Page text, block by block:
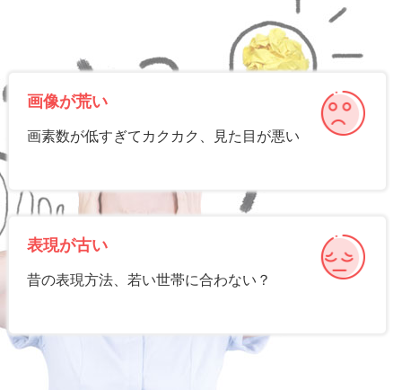
画像が荒い
画素数が低すぎてカクカク、見た目が悪い
表現が古い
昔の表現方法、若い世帯に合わない？